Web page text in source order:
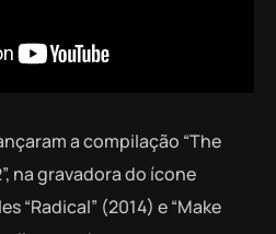
a compilação “The
na gravadora do ícone
“Radical” (2014) e “Make